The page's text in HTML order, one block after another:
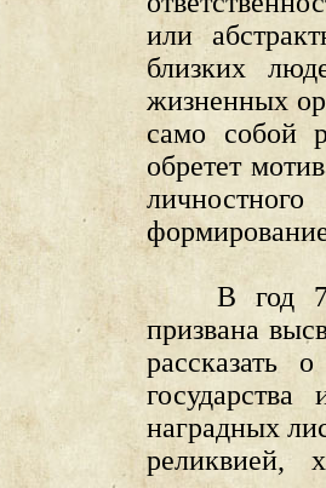
или
близких
жизненных
само собой
обретет
В год
призвана
рассказать
наградных
реликвией,